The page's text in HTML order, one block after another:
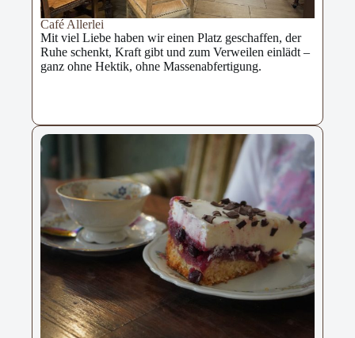
Café Allerlei
Mit viel Liebe haben wir einen Platz geschaffen, der
Ruhe schenkt, Kraft gibt und zum Verweilen einlädt –
ganz ohne Hektik, ohne Massenabfertigung.